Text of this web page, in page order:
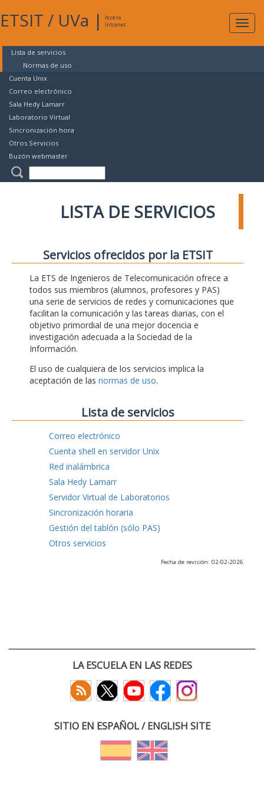
ETSIT / UVa |
Acceso
Intranet
Lista de servicios
Normas de uso
Cuenta Unix
Correo electrónico
Sala Hedy Lamarr
Laboratorio Virtual
Sincronización hora
Otros Servicios
Buzón webmaster
LISTA DE SERVICIOS
Servicios ofrecidos por la ETSIT
La ETS de Ingenieros de Telecomunicación ofrece a
todos sus miembros (alumnos, profesores y PAS)
una serie de servicios de redes y comunicaciones que
facilitan la comunicación y las tareas diarias, con el
objetivo primordial de una mejor docencia e
investigación adecuada a la Sociedad de la
Información.
El uso de cualquiera de los servicios implica la
aceptación de las normas de uso.
Lista de servicios
Correo electrónico
Cuenta shell en servidor Unix
Red inalámbrica
Sala Hedy Lamarr
Servidor Virtual de Laboratorios
Sincronización horaria
Gestión del tablón (sólo PAS)
Otros servicios
Fecha de revisión: 02-02-2026
LA ESCUELA EN LAS REDES
SITIO EN ESPAÑOL / ENGLISH SITE